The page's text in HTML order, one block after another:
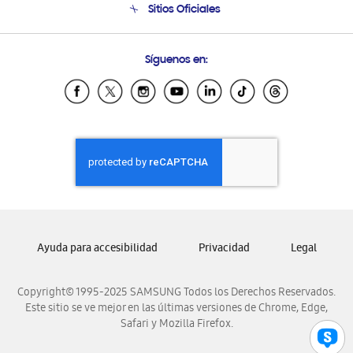
Soporte vía eMail
Sitios Oficiales
Samsung Ecuador
Samsung El Salvador
Samsung Honduras
Samsung Nicaragua
Samsung Panamá
Samsung Venezuela
Síguenos en:
Copyright© 1995-2025 SAMSUNG Todos los Derechos Reservados.
Este sitio se ve mejor en las últimas versiones de Chrome, Edge,
Safari y Mozilla Firefox.
Ayuda para accesibilidad Privacidad Legal